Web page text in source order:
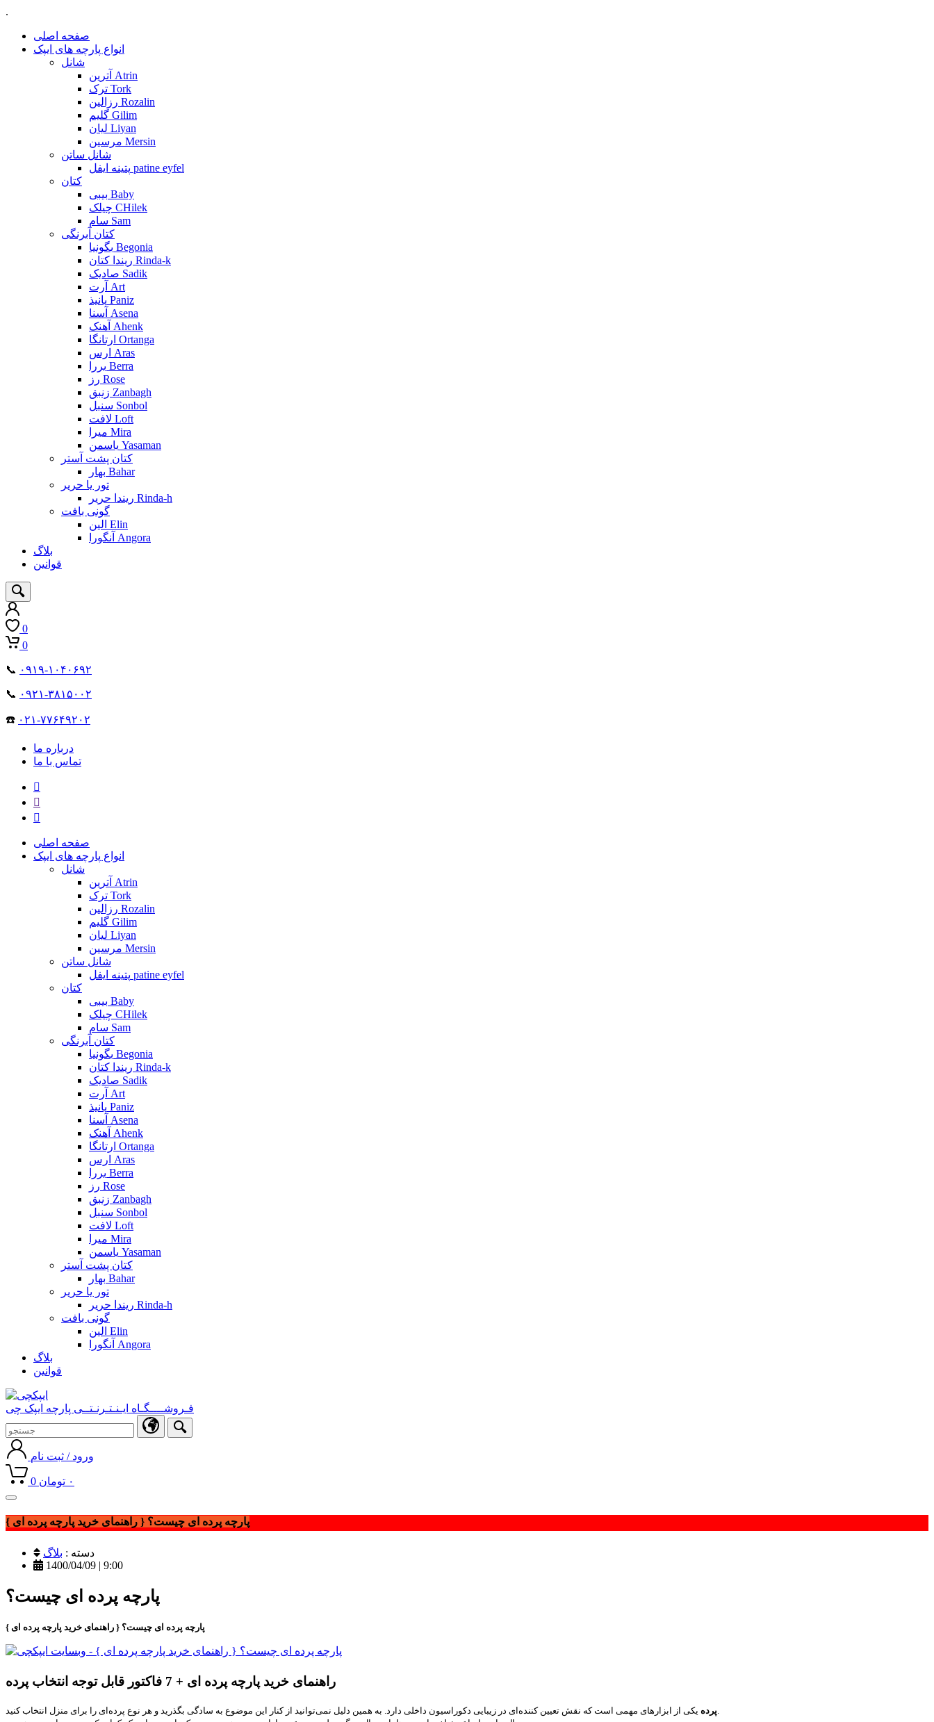
.
صفحه اصلی
انواع پارچه های ایپک
شانل
آترین Atrin
ترک Tork
رزالین Rozalin
گلیم Gilim
لیان Liyan
مرسین Mersin
شانل ساتن
پتینه ایفل patine eyfel
کتان
بیبی Baby
چیلک CHilek
سام Sam
کتان آبرنگی
بگونیا Begonia
ریندا کتان Rinda-k
صادیک Sadik
آرت Art
پانیذ Paniz
آسنا Asena
آهنک Ahenk
ارتانگا Ortanga
ارس Aras
بررا Berra
رز Rose
زنبق Zanbagh
سنبل Sonbol
لافت Loft
میرا Mira
یاسمن Yasaman
کتان پشت آستر
بهار Bahar
تور یا حریر
ریندا حریر Rinda-h
گونی بافت
الین Elin
آنگورا Angora
بلاگ
قوانین
0
0
📞 ۰۹۱۹-۱۰۴۰۶۹۲
📞 ۰۹۲۱-۳۸۱۵۰۰۲
☎️ ۰۲۱-۷۷۶۴۹۲۰۲
درباره ما
تماس با ما
صفحه اصلی
انواع پارچه های ایپک
شانل
آترین Atrin
ترک Tork
رزالین Rozalin
گلیم Gilim
لیان Liyan
مرسین Mersin
شانل ساتن
پتینه ایفل patine eyfel
کتان
بیبی Baby
چیلک CHilek
سام Sam
کتان آبرنگی
بگونیا Begonia
ریندا کتان Rinda-k
صادیک Sadik
آرت Art
پانیذ Paniz
آسنا Asena
آهنک Ahenk
ارتانگا Ortanga
ارس Aras
بررا Berra
رز Rose
زنبق Zanbagh
سنبل Sonbol
لافت Loft
میرا Mira
یاسمن Yasaman
کتان پشت آستر
بهار Bahar
تور یا حریر
ریندا حریر Rinda-h
گونی بافت
الین Elin
آنگورا Angora
بلاگ
قوانین
فـروشــــگـاه ایـنـتـرنـتــی پارچه ایپک چی
ورود / ثبت نام
0 ۰ تومان
Toggle
navigation
پارچه پرده ای چیست؟ { راهنمای خرید پارچه پرده ای }
دسته : بلاگ
1400/04/09 | 9:00
راهنمای خرید پارچه پرده ای + 7 فاکتور قابل توجه انتخاب پرده
پرده